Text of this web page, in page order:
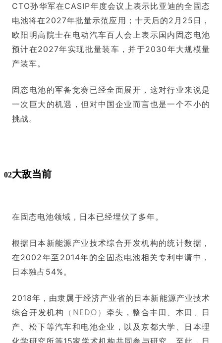
CTO孙华军在CASIP年度会议上表示比亚迪的全固态
电池将在2027年批量示范应用；十天后的2月25日，
欧阳明高院士在电动汽车百人会上表示国内固态电池
预计在2027年实现批量装车，并于2030年大规模量
产装车。
固态电池的军备竞赛已经全面展开，这对行业来说是
一次巨大的机遇，但对中国企业而言也是一个不小的
挑战。
02大敌当前
在固态电池领域，日本已经埋伏了多年。
根据日本新能源产业技术综合开发机构的统计数据，
在2002年至2014年的全固态电池相关专利申请中，
日本独占54%。
2018年，由隶属于经济产业省的日本新能源产业技术
综合开发机构 （ NEDO） 牵头，整合丰田、本田、日
产、松下等汽车和电池企业，以及京都大学、日本理